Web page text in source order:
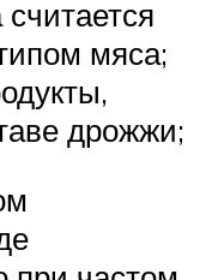
мяса;
дрожжи;